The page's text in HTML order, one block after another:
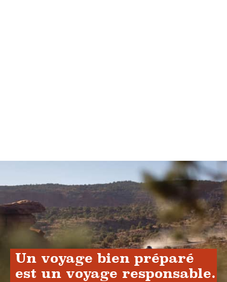
Un voyage bien préparé
est un voyage responsable.